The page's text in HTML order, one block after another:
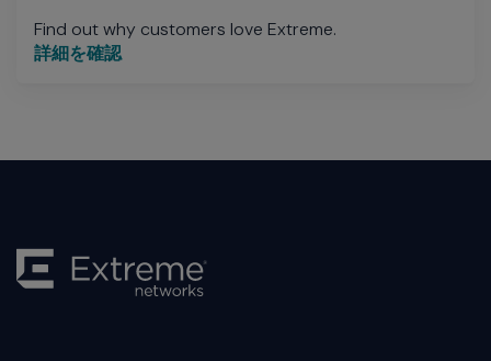
Find out why customers love Extreme.
詳細を確認